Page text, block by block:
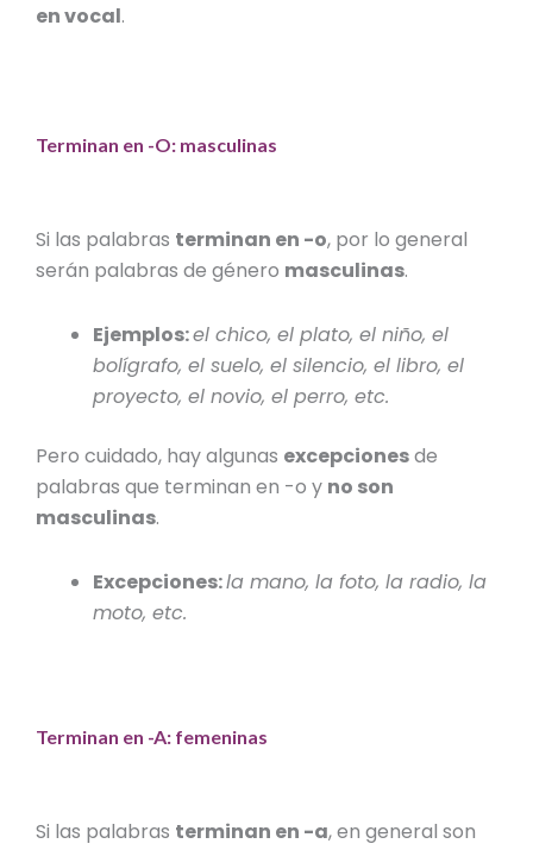
en vocal.
Terminan en -O: masculinas
Si las palabras terminan en -o, por lo general
serán palabras de género masculinas.
Ejemplos:el chico, el plato, el niño, el
bolígrafo, el suelo, el silencio, el libro, el
proyecto, el novio, el perro, etc.
Pero cuidado, hay algunas excepcionesde
palabras que terminan en -o y no son
masculinas.
Excepciones:la mano, la foto, la radio, la
moto, etc.
Terminan en -A: femeninas
Si las palabras terminan en -a, en general son